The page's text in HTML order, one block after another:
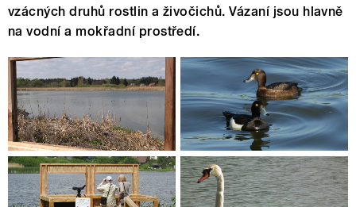
vzácných druhů rostlin a živočichů. Vázaní jsou hlavně
na vodní a mokřadní prostředí.